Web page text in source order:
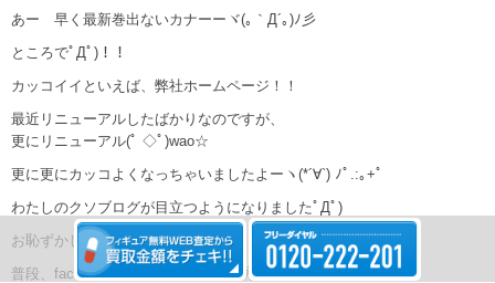
あー 早く最新巻出ないカナーーヾ(｡｀Д´｡)ﾉ彡
ところでﾟДﾟ)！！
カッコイイといえば、弊社ホームページ！！
最近リニューアルしたばかりなのですが、
更にリニューアル(ﾟ ◇ﾟ)wao☆
更に更にカッコよくなっちゃいましたよーヽ(*´∀`) ﾉﾟ.:｡+ﾟ
わたしのクソブログが目立つようになりましたﾟДﾟ)
お恥ずかしい(´Д｀lll).:｡+ﾟ
普段、facebookで読んでくれている方も、